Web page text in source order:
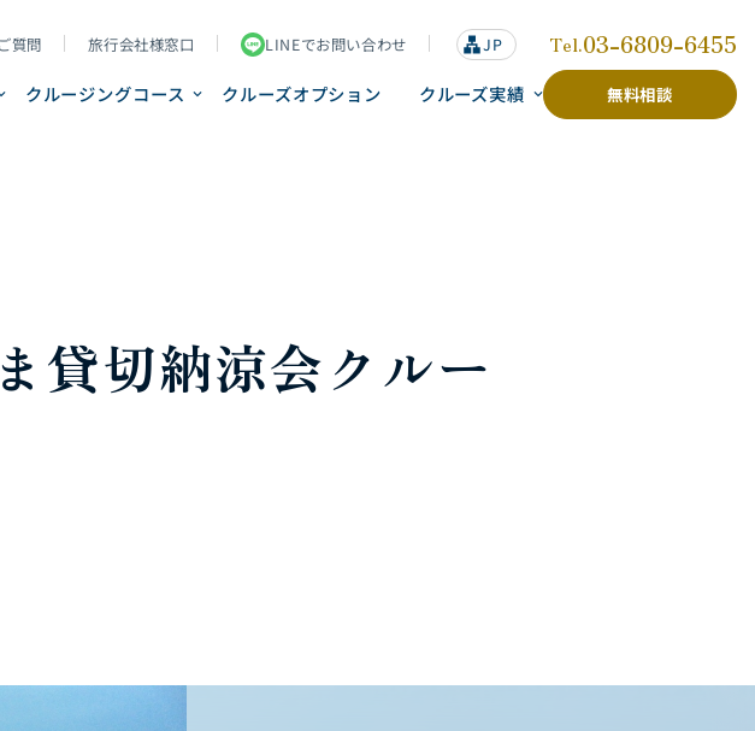
質問 旅行会社様窓口 LINEでお問い合わせ
lan
g
u
a
JP Tel.03-6809-6455
クルージングコース クルーズオプション クルーズ実績 無料相談
貸切納涼会クルー